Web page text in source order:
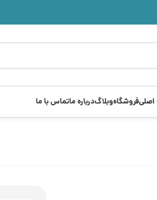
فروشگاهوبلاگدرباره ماتماس با ما